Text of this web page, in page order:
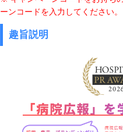
ーンコードを入力してください。
趣旨説明